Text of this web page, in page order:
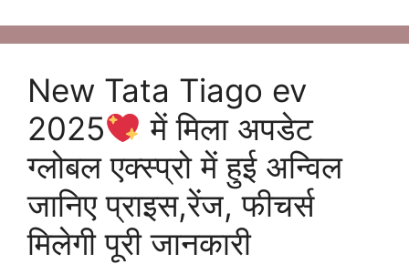
New Tata Tiago ev
2025
में मिला अपडेट
ग्लोबल एक्स्प्रो में हुई अन्विल
जानिए प्राइस,रेंज, फीचर्स
मिलेगी पूरी जानकारी